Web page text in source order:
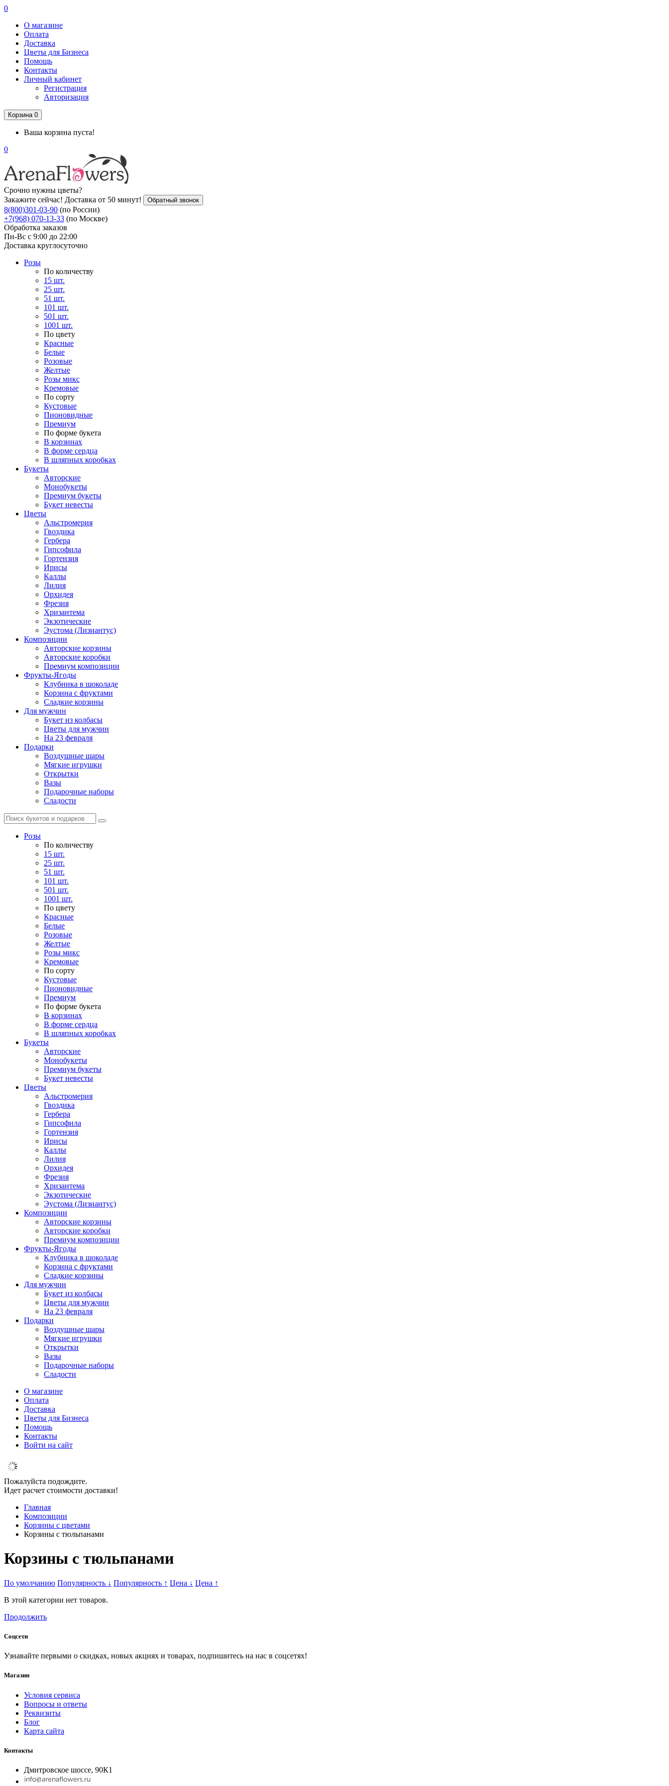
0
О магазине
Оплата
Доставка
Цветы для Бизнеса
Помощь
Контакты
Личный кабинет
Регистрация
Авторизация
Корзина 0
Ваша корзина пуста!
0
Срочно нужны цветы?
Закажите сейчас! Доставка от 50 минут!
Обратный звонок
8(800)301-03-90 (по России)
+7(968) 070-13-33 (по Москве)
Обработка заказов
Пн-Вс с 9:00 до 22:00
Доставка круглосуточно
Розы
По количеству
15 шт.
25 шт.
51 шт.
101 шт.
501 шт.
1001 шт.
По цвету
Красные
Белые
Розовые
Желтые
Розы микс
Кремовые
По сорту
Кустовые
Пионовидные
Премиум
По форме букета
В корзинах
В форме сердца
В шляпных коробках
Букеты
Авторские
Монобукеты
Премиум букеты
Букет невесты
Цветы
Альстромерия
Гвоздика
Гербера
Гипсофила
Гортензия
Ирисы
Каллы
Лилия
Орхидея
Фрезия
Хризантема
Экзотические
Эустома (Лизиантус)
Композиции
Авторские корзины
Авторские коробки
Премиум композиции
Фрукты-Ягоды
Клубника в шоколаде
Корзина с фруктами
Сладкие корзины
Для мужчин
Букет из колбасы
Цветы для мужчин
На 23 февраля
Подарки
Воздушные шары
Мягкие игрушки
Открытки
Вазы
Подарочные наборы
Сладости
Розы
По количеству
15 шт.
25 шт.
51 шт.
101 шт.
501 шт.
1001 шт.
По цвету
Красные
Белые
Розовые
Желтые
Розы микс
Кремовые
По сорту
Кустовые
Пионовидные
Премиум
По форме букета
В корзинах
В форме сердца
В шляпных коробках
Букеты
Авторские
Монобукеты
Премиум букеты
Букет невесты
Цветы
Альстромерия
Гвоздика
Гербера
Гипсофила
Гортензия
Ирисы
Каллы
Лилия
Орхидея
Фрезия
Хризантема
Экзотические
Эустома (Лизиантус)
Композиции
Авторские корзины
Авторские коробки
Премиум композиции
Фрукты-Ягоды
Клубника в шоколаде
Корзина с фруктами
Сладкие корзины
Для мужчин
Букет из колбасы
Цветы для мужчин
На 23 февраля
Подарки
Воздушные шары
Мягкие игрушки
Открытки
Вазы
Подарочные наборы
Сладости
О магазине
Оплата
Доставка
Цветы для Бизнеса
Помощь
Контакты
Войти на сайт
Пожалуйста подождите.
Идет расчет стоимости доставки!
Главная
Композиции
Корзины с цветами
Корзины с тюльпанами
Корзины с тюльпанами
По умолчанию Популярность ↓ Популярность ↑ Цена ↓ Цена ↑
В этой категории нет товаров.
Продолжить
Соцсети
Узнавайте первыми о скидках, новых акциях и товарах, подпишитесь на нас в соцсетях!
Магазин
Условия сервиса
Вопросы и ответы
Реквизиты
Блог
Карта сайта
Контакты
Дмитровское шоссе, 90К1